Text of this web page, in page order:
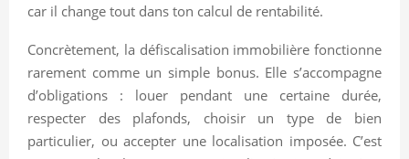
car il change tout dans ton calcul de rentabilité.
Concrètement, la défiscalisation immobilière fonctionne
rarement comme un simple bonus. Elle s’accompagne
d’obligations : louer pendant une certaine durée,
respecter des plafonds, choisir un type de bien
particulier, ou accepter une localisation imposée. C’est